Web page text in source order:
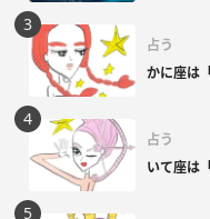
占う
かに座は
占う
いて座は